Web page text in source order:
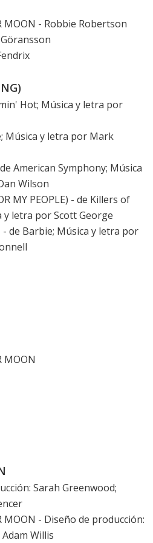
MOON - Robbie Robertson
Hot; Música y letra por
; Música y letra por Mark
American Symphony; Música
Wilson
MY PEOPLE) - de Killers of
y letra por Scott George
- de Barbie; Música y letra por
MOON
Sarah Greenwood;
MOON - Diseño de producción:
Willis